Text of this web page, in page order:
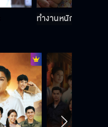
ทำงานหนักจนแท้งลูก